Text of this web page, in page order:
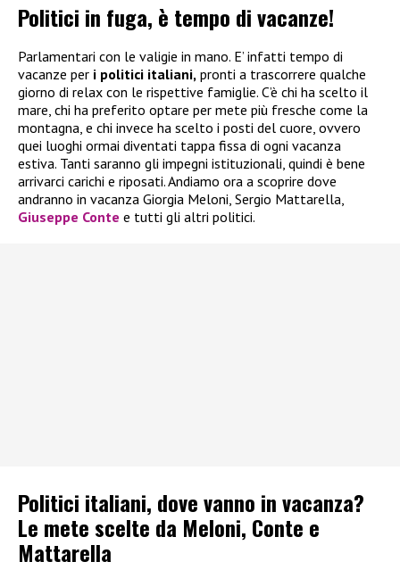
Politici in fuga, è tempo di vacanze!
Parlamentari con le valigie in mano. E’ infatti tempo di
vacanze per i politici italiani, pronti a trascorrere qualche
giorno di relax con le rispettive famiglie. C’è chi ha scelto il
mare, chi ha preferito optare per mete più fresche come la
montagna, e chi invece ha scelto i posti del cuore, ovvero
quei luoghi ormai diventati tappa fissa di ogni vacanza
estiva. Tanti saranno gli impegni istituzionali, quindi è bene
arrivarci carichi e riposati. Andiamo ora a scoprire dove
andranno in vacanza Giorgia Meloni, Sergio Mattarella,
Giuseppe Conte e tutti gli altri politici.
Politici italiani, dove vanno in vacanza?
Le mete scelte da Meloni, Conte e
Mattarella